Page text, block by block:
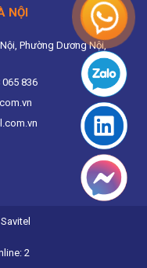
NỘI
Phường Dương Nội,
836
2